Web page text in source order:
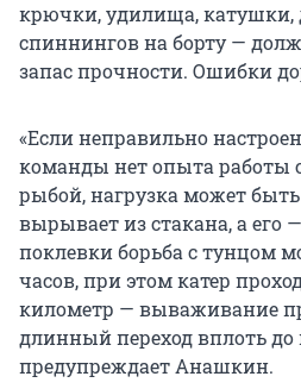
крючки, удилища, катушки,
спиннингов на борту —
запас прочности. Ошибки
«Если неправильно
команды нет опыта работы
рыбой, нагрузка может
вырывает из стакана, а его
поклевки борьба с тунцом
часов, при этом катер
километр — вываживание
длинный переход вплоть до
предупреждает Анашкин.